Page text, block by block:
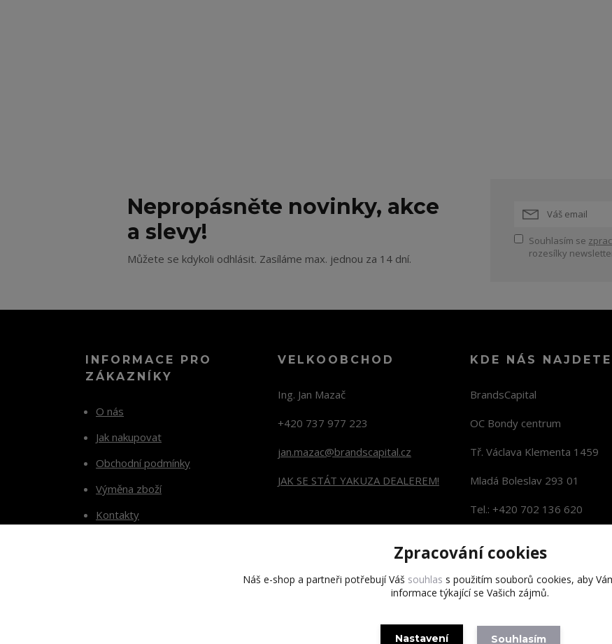
Nepropásněte novinky, akce
a slevy!
Můžete se kdykoli odhlásit. Zasíláme max. jednou za 14 dní.
Souhlasím se
rozesílky
INFORMACE PRO
ZÁKAZNÍKY
O nás
Jak nakupovat
Obchodní podmínky
Výměna zboží
Kontakty
VELKOOBCHOD
Ing. Jan Mazač
+420 737 977 223
jan.mazac@brandscapital.cz
JAK SE STÁT YAKUZA DEALEREM!
KDE NÁS NAJDETE
BrandsCapital
OC Bondy centrum
Tř. Václava Klementa 1459
Mladá Boleslav 293 01
Tel.: +420 702 136 620
Copyright 2020 BrandsCapital s.r.o.
Zpracování cookies
Náš e-shop a partneři potřebují Váš souhlas s použitím souborů cookies, aby
informace týkající se Vašich zájmů.
Nastavení Souhlasím